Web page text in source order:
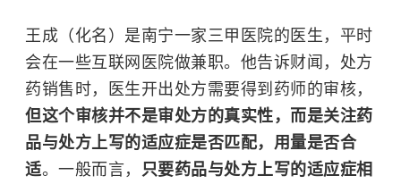
王成（化名）是南宁一家三甲医院的医生，平时
会在一些互联网医院做兼职。他告诉财闻，处方
药销售时，医生开出处方需要得到药师的审核，
但这个审核并不是审处方的真实性，而是关注药
品与处方上写的适应症是否匹配，用量是否合
适。一般而言，
只要药品与处方上写的适应症相